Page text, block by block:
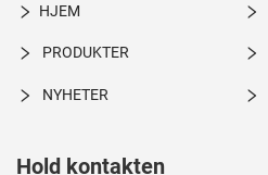
HJEM
PRODUKTER
NYHETER
Hold kontakten